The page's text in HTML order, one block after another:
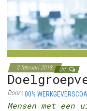
2 februari 2018 Uit
Door100%
Mensen met een